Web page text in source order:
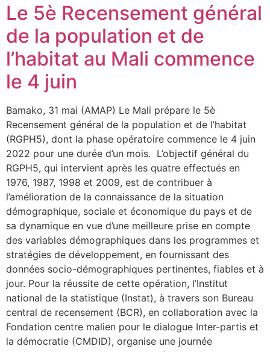
Le 5è Recensement général
de la population et de
l’habitat au Mali commence
le 4 juin
Bamako, 31 mai (AMAP) Le Mali prépare le 5è
Recensement général de la population et de l’habitat
(RGPH5), dont la phase opératoire commence le 4 juin
2022 pour une durée d’un mois. L’objectif général du
RGPH5, qui intervient après les quatre effectués en
1976, 1987, 1998 et 2009, est de contribuer à
l’amélioration de la connaissance de la situation
démographique, sociale et économique du pays et de
sa dynamique en vue d’une meilleure prise en compte
des variables démographiques dans les programmes et
stratégies de développement, en fournissant des
données socio-démographiques pertinentes, fiables et à
jour. Pour la réussite de cette opération, l’Institut
national de la statistique (Instat), à travers son Bureau
central de recensement (BCR), en collaboration avec la
Fondation centre malien pour le dialogue Inter-partis et
la démocratie (CMDID), organise une journée